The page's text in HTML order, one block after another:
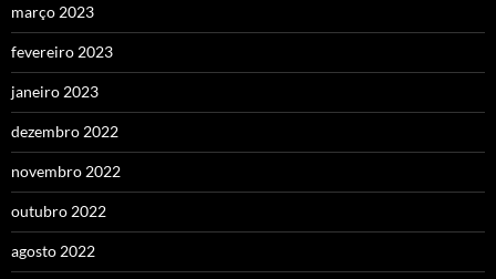
março 2023
fevereiro 2023
janeiro 2023
dezembro 2022
novembro 2022
outubro 2022
agosto 2022